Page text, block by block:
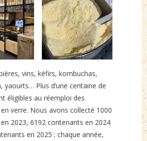
vins, kéfirs, kombuchas,
yaourts… Plus d’une centaine de
éligibles au réemploi des
verre. Nous avons collecté 1000
2023, 6192 contenants en 2024
en 2025 ; chaque année,